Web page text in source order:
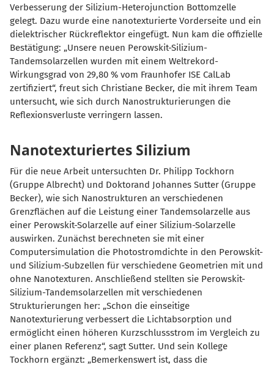
Verbesserung der Silizium-Heterojunction Bottomzelle
gelegt. Dazu wurde eine nanotexturierte Vorderseite und ein
dielektrischer Rückreflektor eingefügt. Nun kam die offizielle
Bestätigung: „Unsere neuen Perowskit-Silizium-
Tandemsolarzellen wurden mit einem Weltrekord-
Wirkungsgrad von 29,80 % vom Fraunhofer ISE CalLab
zertifiziert“, freut sich Christiane Becker, die mit ihrem Team
untersucht, wie sich durch Nanostrukturierungen die
Reflexionsverluste verringern lassen.
Nanotexturiertes Silizium
Für die neue Arbeit untersuchten Dr. Philipp Tockhorn
(Gruppe Albrecht) und Doktorand Johannes Sutter (Gruppe
Becker), wie sich Nanostrukturen an verschiedenen
Grenzflächen auf die Leistung einer Tandemsolarzelle aus
einer Perowskit-Solarzelle auf einer Silizium-Solarzelle
auswirken. Zunächst berechneten sie mit einer
Computersimulation die Photostromdichte in den Perowskit-
und Silizium-Subzellen für verschiedene Geometrien mit und
ohne Nanotexturen. Anschließend stellten sie Perowskit-
Silizium-Tandemsolarzellen mit verschiedenen
Strukturierungen her: „Schon die einseitige
Nanotexturierung verbessert die Lichtabsorption und
ermöglicht einen höheren Kurzschlussstrom im Vergleich zu
einer planen Referenz“, sagt Sutter. Und sein Kollege
Tockhorn ergänzt: Bemerkenswert ist, dass die